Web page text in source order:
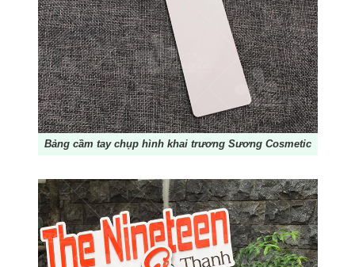
Bảng cầm tay chụp hình khai trương Sương Cosmetic